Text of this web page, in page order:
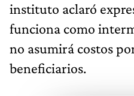
instituto aclaró
funciona como
no asumirá costos
beneficiarios.